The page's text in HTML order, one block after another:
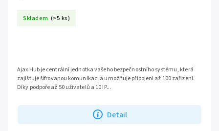
Skladem (>5 ks)
Detail
Ajax Hub je centrální jednotka vašeho bezpečnostního systému, která
zajišťuje šifrovanou komunikaci a umožňuje připojení až 100 zařízení.
Díky podpoře až 50 uživatelů a 10 IP...